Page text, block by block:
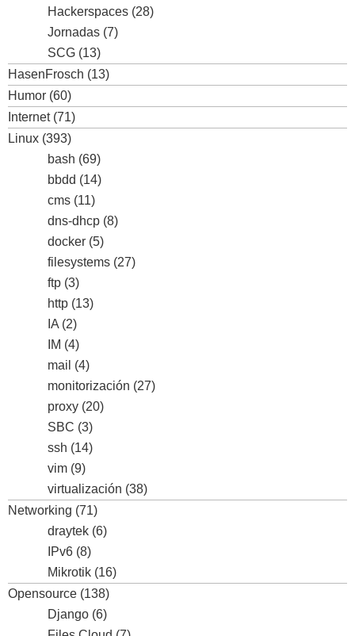
Hackerspaces (28)
Jornadas (7)
SCG (13)
HasenFrosch (13)
Humor (60)
Internet(71)
Linux (393)
bash (69)
bbdd (14)
cms (11)
dns-dhcp (8)
docker (5)
filesystems (27)
ftp (3)
http (13)
IA (2)
IM (4)
mail (4)
monitorización (27)
proxy (20)
SBC (3)
ssh (14)
vim (9)
virtualización (38)
Networking (71)
draytek (6)
IPv6 (8)
Mikrotik (16)
Opensource (138)
Django (6)